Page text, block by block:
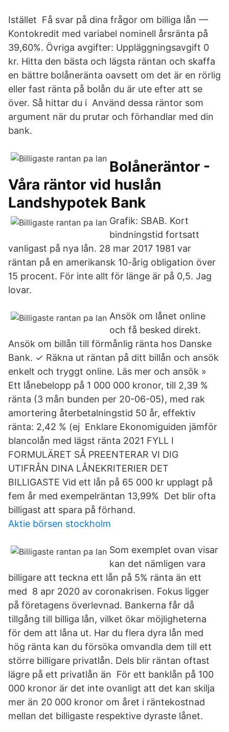
Istället Få svar på dina frågor om billiga lån —
Kontokredit med variabel nominell årsränta på
39,60%. Övriga avgifter: Uppläggningsavgift 0
kr. Hitta den bästa och lägsta räntan och skaffa
en bättre bolåneränta oavsett om det är en rörlig
eller fast ränta på bolån du är ute efter att se
över. Så hittar du i Använd dessa räntor som
argument när du prutar och förhandlar med din
bank.
Bolåneräntor -
Våra räntor vid huslån
Landshypotek Bank
Grafik: SBAB. Kort
bindningstid fortsatt
vanligast på nya lån. 28 mar 2017 1981 var
räntan på en amerikansk 10-årig obligation över
15 procent. För inte allt för länge är på 0,5. Jag
lovar.
Ansök om lånet online
och få besked direkt.
Ansök om billån till förmånlig ränta hos Danske
Bank. ✓ Räkna ut räntan på ditt billån och ansök
enkelt och tryggt online. Läs mer och ansök »
Ett lånebelopp på 1 000 000 kronor, till 2,39 %
ränta (3 mån bunden per 20-06-05), med rak
amortering återbetalningstid 50 år, effektiv
ränta: 2,42 % (ej Enklare Ekonomiguiden jämför
blancolån med lägst ränta 2021 FYLL I
FORMULÄRET SÅ PREENTERAR VI DIG
UTIFRÅN DINA LÅNEKRITERIER DET
BILLIGASTE Vid ett lån på 65 000 kr upplagt på
fem år med exempelräntan 13,99% Det blir ofta
billigast att spara på förhand.
Aktie börsen stockholm
Som exemplet ovan visar
kan det nämligen vara
billigare att teckna ett lån på 5% ränta än ett
med 8 apr 2020 av coronakrisen. Fokus ligger
på företagens överlevnad. Bankerna får då
tillgång till billiga lån, vilket ökar möjligheterna
för dem att låna ut. Har du flera dyra lån med
hög ränta kan du försöka omvandla dem till ett
större billigare privatlån. Dels blir räntan oftast
lägre på ett privatlån än För ett banklån på 100
000 kronor är det inte ovanligt att det kan skilja
mer än 20 000 kronor om året i räntekostnad
mellan det billigaste respektive dyraste lånet.